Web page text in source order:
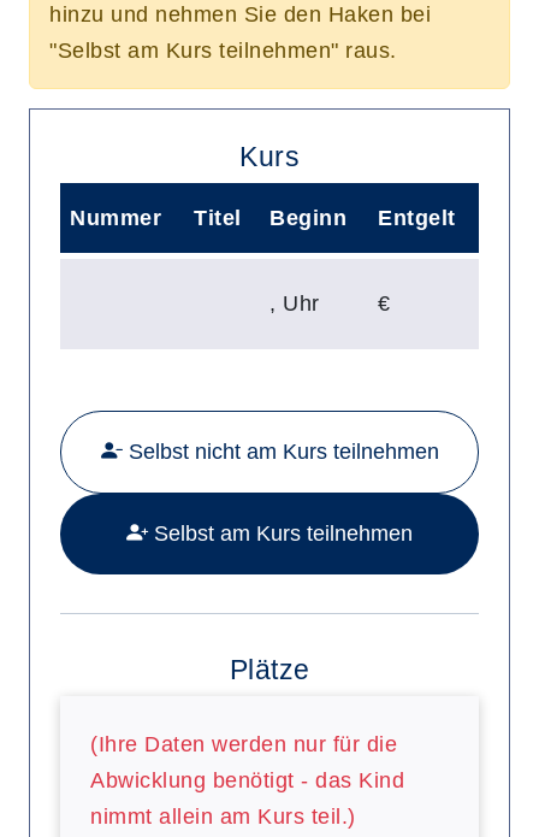
hinzu und nehmen Sie den Haken bei
"Selbst am Kurs teilnehmen" raus.
Kurs
Nummer Titel Beginn Entgelt
Mehr Details zu folgendem Kurs
, Uhr €
Selbst nicht am Kurs teilnehmen
Selbst am Kurs teilnehmen
Plätze
(Ihre Daten werden nur für die
Abwicklung benötigt - das Kind
nimmt allein am Kurs teil.)